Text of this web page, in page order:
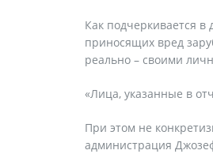
Как подчеркивается
приносящих вред
реально – своими
«Лица, указанные в
При этом не
администрация